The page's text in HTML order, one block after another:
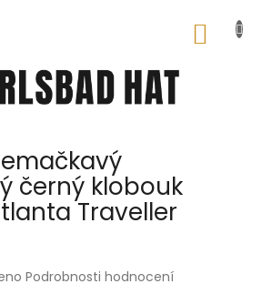
černý klobouk
Traveller
Podrobnosti hodnocení